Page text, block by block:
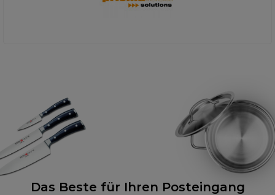
Das Beste für Ihren Posteingang